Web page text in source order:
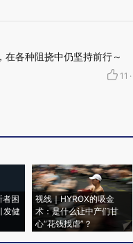
各种阻挠中仍坚持前行～
11 ·
者困
发健
视线｜HYROX的吸金
术：是什么让中产们甘
心“花钱找虐”？